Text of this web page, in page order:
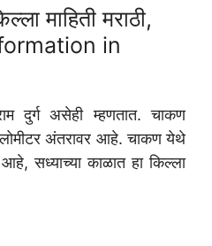
माहिती मराठी,
in
दुर्ग असेही म्हणतात. चाकण
अंतरावर आहे. चाकण येथे
सध्याच्या काळात हा किल्ला